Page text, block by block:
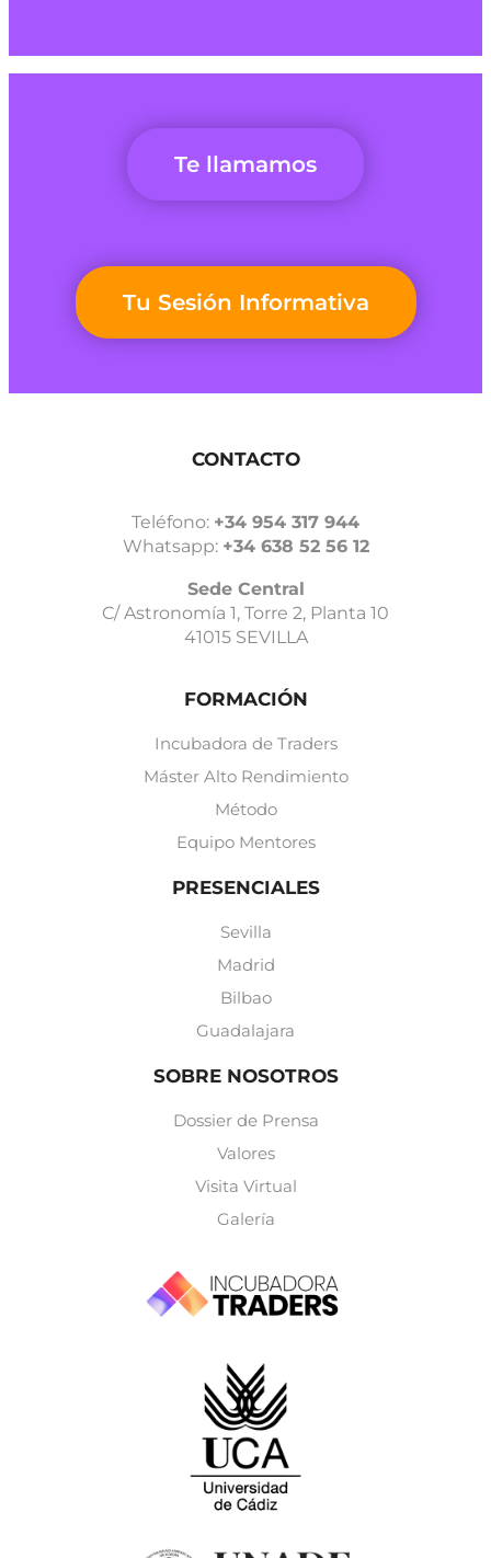
Te llamamos
Tu Sesión Informativa
CONTACTO
Teléfono: +34 954 317 944
Whatsapp: +34 638 52 56 12
Sede Central
C/ Astronomía 1, Torre 2, Planta 10
41015 SEVILLA
FORMACIÓN
Incubadora de Traders
Máster Alto Rendimiento
Método
Equipo Mentores
PRESENCIALES
Sevilla
Madrid
Bilbao
Guadalajara
SOBRE NOSOTROS
Dossier de Prensa
Valores
Visita Virtual
Galería